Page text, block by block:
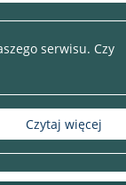
serwisu. Czy
czytaj więcej